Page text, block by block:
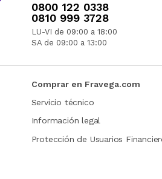
0800 122 0338
0810 999 3728
LU-VI de 09:00 a 18:00
SA de 09:00 a 13:00
Comprar en Fravega.com
Servicio técnico
Información legal
Protección de Usuarios